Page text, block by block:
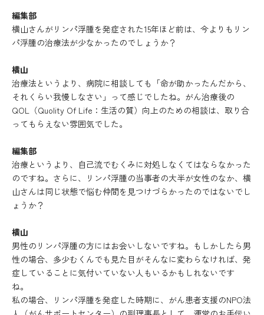
編集部
横山さんがリンパ浮腫を発症された15年ほど前は、今よりもリン
パ浮腫の治療法が少なかったのでしょうか？
横山
治療法というより、病院に相談しても「命が助かったんだから、
それくらい我慢しなさい」って感じでしたね。がん治療後の
QOL（Quolity Of Life：生活の質）向上のための相談は、取り合
ってもらえない雰囲気でした。
編集部
治療というより、自己流でむくみに対処しなくてはならなかった
のですね。さらに、リンパ浮腫の当事者の大半が女性のなか、横
山さんは同じ状態で悩む仲間を見つけづらかったのではないでし
ょうか？
横山
男性のリンパ浮腫の方にはお会いしないですね。もしかしたら男
性の場合、多少むくんでも見た目がそんなに変わらなければ、発
症していることに気付いていない人もいるかもしれないです
ね。
私の場合、リンパ浮腫を発症した時期に、がん患者支援のNPO法